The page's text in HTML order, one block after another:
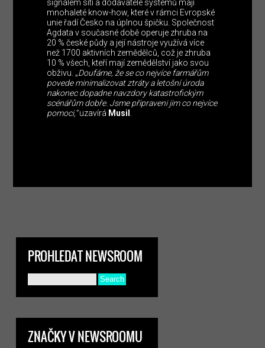
signálem sítí a dodavatelé systémů mají
mnohaleté know-how, které v rámci Evropské
unie řadí Česko na úplnou špičku. Společnost
Agdata v současné době operuje zhruba na
20 % české půdy a její nástroje využívá více
než 1700 aktivních zemědělců, což je zhruba
10 % všech, kteří mají zemědělství jako svou
obživu. „Doufáme, že se co nejvíce farmářům
povede minimalizovat ztráty a letošní úroda
nakonec dopadne navzdory katastrofickým
scénářům dobře. Jsme připraveni jim co nejvíce
pomoci,“uzavírá Musil
PROHLEDAT NEWSROOM
ZNAČKY V NEWSROOMU